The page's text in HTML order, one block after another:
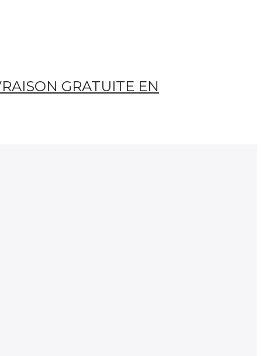
GRATUITE EN